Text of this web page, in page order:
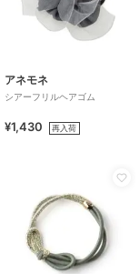
アネモネ
シアーフリルヘアゴム
¥1,430 再入荷